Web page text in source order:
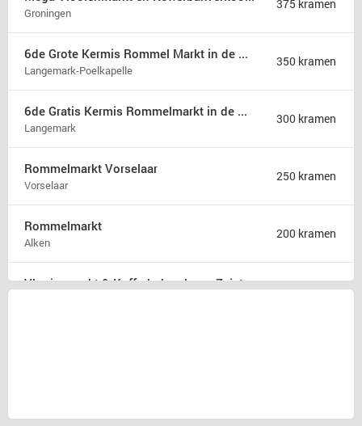
Groningen
375 kramen
6de Grote Kermis Rommel Markt in de Madonna
Langemark-Poelkapelle
350 kramen
6de Gratis Kermis Rommelmarkt in de Madonna
Langemark
300 kramen
Rommelmarkt Vorselaar
Vorselaar
250 kramen
Rommelmarkt
Alken
200 kramen
Vlooienmarkt & Kofferbakverkoop Zeist 175 kramen